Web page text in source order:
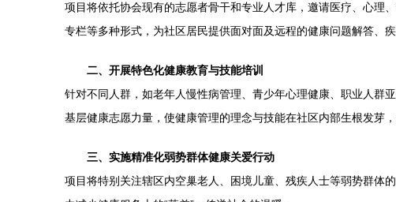
项目将依托协会现有的志愿者骨干和专业人才库，邀请医疗、心理
专栏等多种形式，为社区居民提供面对面及远程的健康问题解答、
二、开展特色化健康教育与技能培训
针对不同人群，如老年人慢性病管理、青少年心理健康、职业人群
基层健康志愿力量，使健康管理的理念与技能在社区内部生根发芽
三、实施精准化弱势群体健康关爱行动
项目将特别关注辖区内空巢老人、困境儿童、残疾人士等弱势群体